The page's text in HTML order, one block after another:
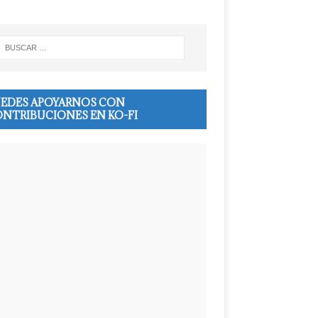
APOYARNOS CON
EN KO-FI